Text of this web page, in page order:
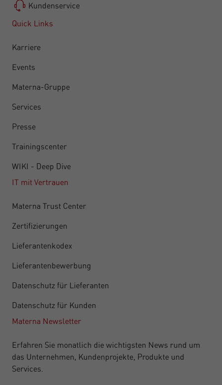
Kundenservice
Quick Links
Karriere
Events
Materna-Gruppe
Services
Presse
Trainingscenter
WIKI - Deep Dive
IT mit Vertrauen
Materna Trust Center
Zertifizierungen
Lieferantenkodex
Lieferantenbewerbung
Datenschutz für Lieferanten
Datenschutz für Kunden
Materna Newsletter
Erfahren Sie monatlich die wichtigsten News rund um
das Unternehmen, Kundenprojekte, Produkte und
Services.